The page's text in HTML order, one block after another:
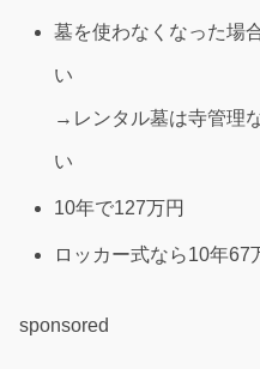
墓を使わなくなった場
い
→レンタル墓は寺管理
い
10年で127万円
ロッカー式なら10年67
sponsored